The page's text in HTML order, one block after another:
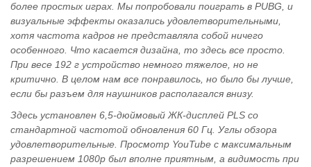
более простых играх. Мы попробовали поиграть в PUBG, и
визуальные эффекты оказались удовлетворительными,
хотя частота кадров не представляла собой ничего
особенного. Что касается дизайна, то здесь все просто.
При весе 192 г устройство немного тяжелое, но не
критично. В целом нам все понравилось, но было бы лучше,
если бы разъем для наушников располагался внизу.
Здесь установлен 6,5-дюймовый ЖК-дисплей PLS со
стандартной частотой обновления 60 Гц. Углы обзора
удовлетворительные. Просмотр YouTube с максимальным
разрешением 1080p был вполне приятным, а видимость при